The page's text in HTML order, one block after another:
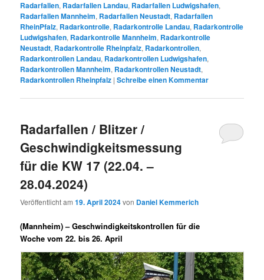
Radarfallen, Radarfallen Landau, Radarfallen Ludwigshafen,
Radarfallen Mannheim, Radarfallen Neustadt, Radarfallen
RheinPfalz, Radarkontrolle, Radarkontrolle Landau, Radarkontrolle
Ludwigshafen, Radarkontrolle Mannheim, Radarkontrolle
Neustadt, Radarkontrolle Rheinpfalz, Radarkontrollen,
Radarkontrollen Landau, Radarkontrollen Ludwigshafen,
Radarkontrollen Mannheim, Radarkontrollen Neustadt,
Radarkontrollen Rheinpfalz |Schreibe einen Kommentar
Radarfallen / Blitzer /
Geschwindigkeitsmessung
für die KW 17 (22.04. –
28.04.2024)
Veröffentlicht am19. April 2024von Daniel Kemmerich
(Mannheim) –Geschwindigkeitskontrollen für die
Woche vom 22. bis 26. April